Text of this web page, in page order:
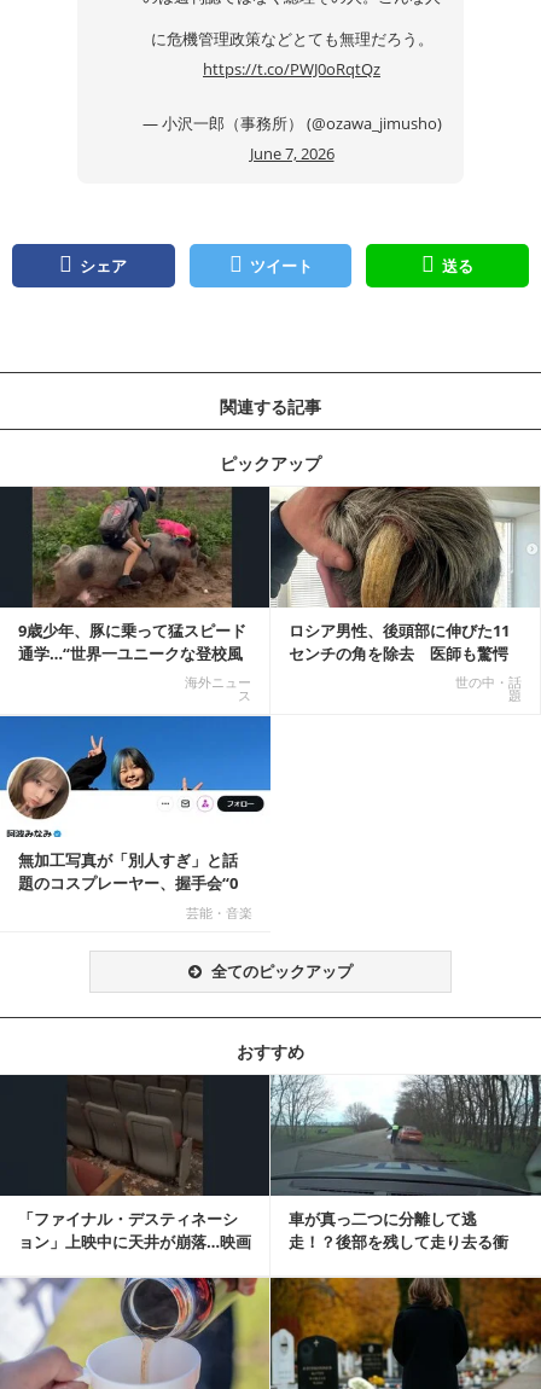
に危機管理政策などとても無理だろう。
https://t.co/PWJ0oRqtQz
— 小沢一郎（事務所） (@ozawa_jimusho)
June 7, 2026
シェア ツイート 送る
関連する記事
ピックアップ
9歳少年、豚に乗って猛スピード
通学…“世界一ユニークな登校風
海外ニュー
ス
ロシア男性、後頭部に伸びた11
センチの角を除去 医師も驚愕
世の中・話
題
記事を読む
無加工写真が「別人すぎ」と話
題のコスプレーヤー、握手会“0
芸能・音楽
全てのピックアップ
おすすめ
「ファイナル・デスティネーシ
ョン」上映中に天井が崩落…映画
車が真っ二つに分離して逃
走！？後部を残して走り去る衝
記事を読む
記事を読む